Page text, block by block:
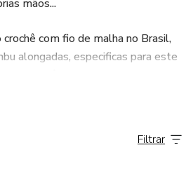
mãos...
com fio de malha no Brasil,
alongadas, especificas para este
produzo agulhas para knooking.
Filtrar